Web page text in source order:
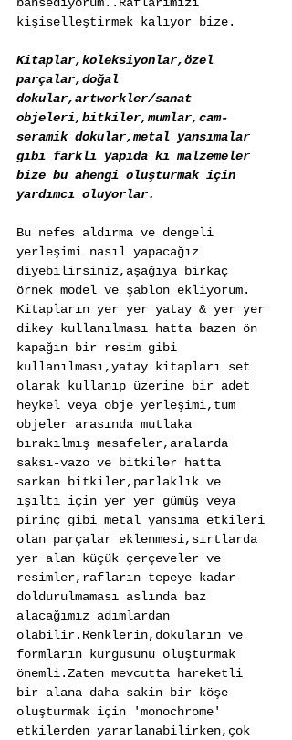
bahsediyorum..Raflarımızı
kişiselleştirmek kalıyor bize.
Kitaplar,koleksiyonlar,özel
parçalar,doğal
dokular,artworkler/sanat
objeleri,bitkiler,mumlar,cam-
seramik dokular,metal yansımalar
gibi farklı yapıda ki malzemeler
bize bu ahengi oluşturmak için
yardımcı oluyorlar.
Bu nefes aldırma ve dengeli
yerleşimi nasıl yapacağız
diyebilirsiniz,aşağıya birkaç
örnek model ve şablon ekliyorum.
Kitapların yer yer yatay & yer yer
dikey kullanılması hatta bazen ön
kapağın bir resim gibi
kullanılması,yatay kitapları set
olarak kullanıp üzerine bir adet
heykel veya obje yerleşimi,tüm
objeler arasında mutlaka
bırakılmış mesafeler,aralarda
saksı-vazo ve bitkiler hatta
sarkan bitkiler,parlaklık ve
ışıltı için yer yer gümüş veya
pirinç gibi metal yansıma etkileri
olan parçalar eklenmesi,sırtlarda
yer alan küçük çerçeveler ve
resimler,rafların tepeye kadar
doldurulmaması aslında baz
alacağımız adımlardan
olabilir.Renklerin,dokuların ve
formların kurgusunu oluşturmak
önemli.Zaten mevcutta hareketli
bir alana daha sakin bir köşe
oluşturmak için 'monochrome'
etkilerden yararlanabilirken,çok